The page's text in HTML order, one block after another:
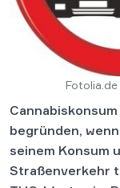
begründen,
seinem Konsum
Straßenverkehr